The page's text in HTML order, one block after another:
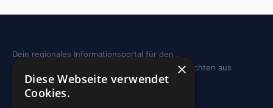
Dein regionales Informationsportal für den .
Sehenswürdigkeiten, Ausflugstipps und Geschichten aus
deiner Region.
×
Diese Webseite verwendet
Cookies.